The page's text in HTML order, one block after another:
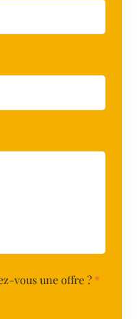
vous une offre ? *